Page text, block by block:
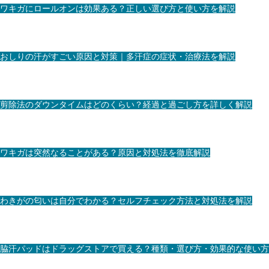
ワキガにロールオンは効果ある？正しい選び方と使い方を解説
おしりの汗がすごい原因と対策｜多汗症の症状・治療法を解説
剪除法のダウンタイムはどのくらい？経過と過ごし方を詳しく解説
ワキガは突然なることがある？原因と対処法を徹底解説
わきがの匂いは自分でわかる？セルフチェック方法と対処法を解説
脇汗パッドはドラッグストアで買える？種類・選び方・効果的な使い